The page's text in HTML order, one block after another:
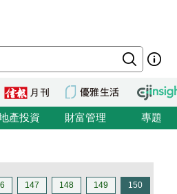
產投資 財富管理 專題
147 148 149 150